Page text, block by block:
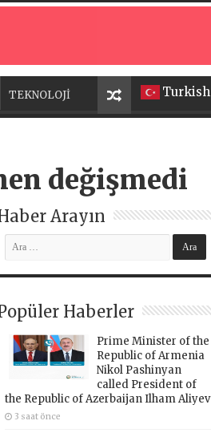
Turkish
TEKNOLOJİ
değişmedi
Arayın
Haberler
Prime Minister of the
Republic of Armenia
Nikol Pashinyan
called President of
the Republic of Azerbaijan Ilham Aliyev
3 saat önce